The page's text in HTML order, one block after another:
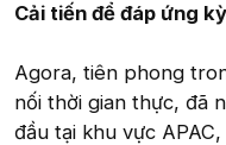
Cải tiến để đáp ứng
Agora, tiên phong
nối thời gian thực, đã
đầu tại khu vực